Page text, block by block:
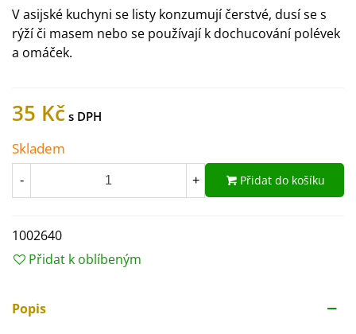
V asijské kuchyni se listy konzumují čerstvé, dusí se s
rýží či masem nebo se používají k dochucování polévek
a omáček.
35 Kč
Skladem
- + Přidat do košíku
1002640
Přidat k oblíbeným
Popis